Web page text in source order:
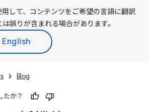
して、コンテンツをご希望の言語に翻訳
誤りが含まれる場合があります。
Blog
たか？